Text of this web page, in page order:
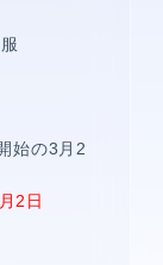
始の3月2
2日